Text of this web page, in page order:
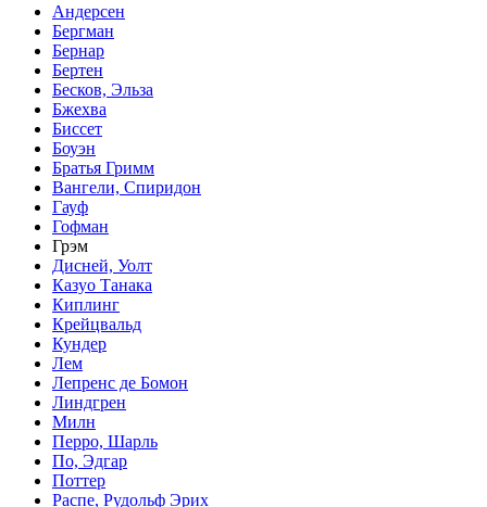
Андерсен
Бергман
Бернар
Бертен
Бесков, Эльза
Бжехва
Биссет
Боуэн
Братья Гримм
Вангели, Спиридон
Гауф
Гофман
Грэм
Дисней, Уолт
Казуо Танака
Киплинг
Крейцвальд
Кундер
Лем
Лепренс де Бомон
Линдгрен
Милн
Перро, Шарль
По, Эдгар
Поттер
Распе, Рудольф Эрих